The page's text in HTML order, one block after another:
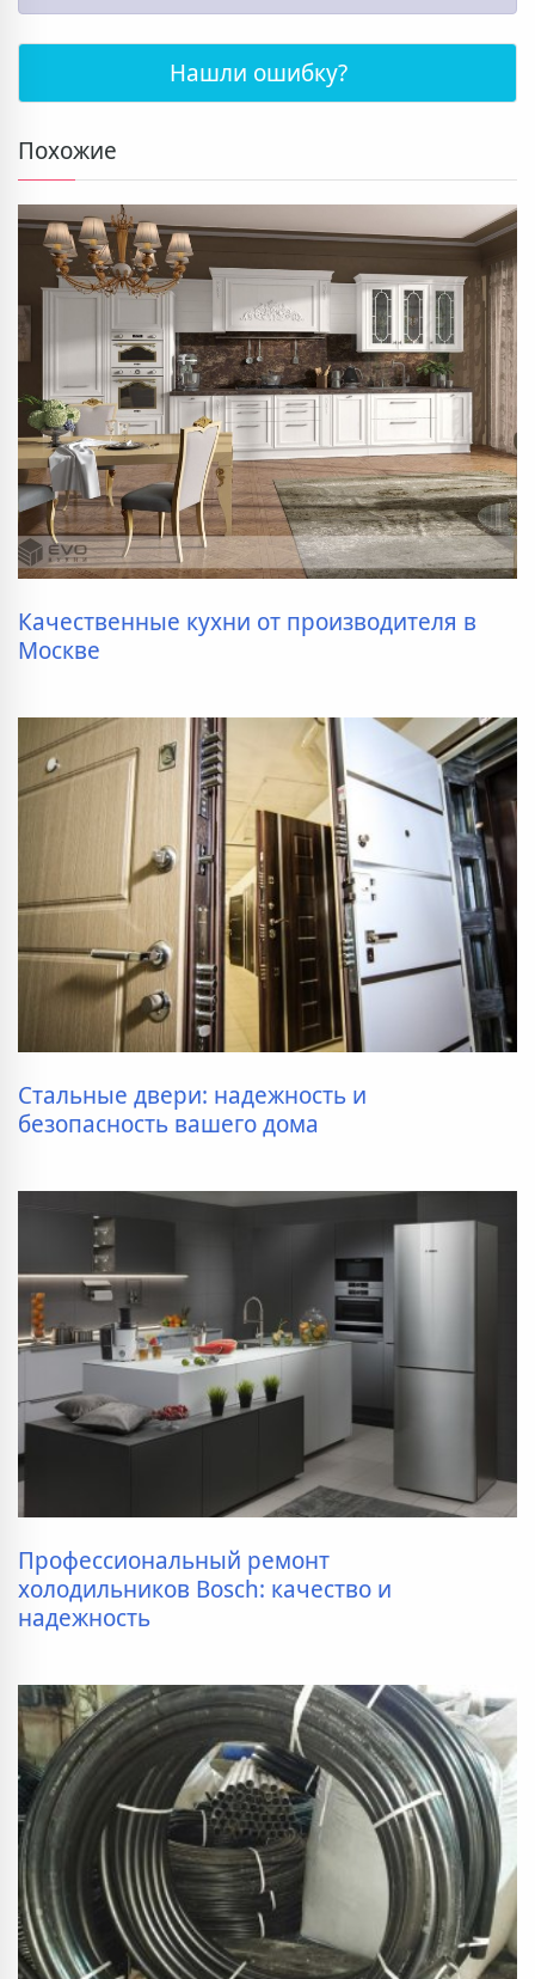
Нашли ошибку?
Похожие
Качественные кухни от производителя в
Москве
Стальные двери: надежность и
безопасность вашего дома
Профессиональный ремонт
холодильников Bosch: качество и
надежность